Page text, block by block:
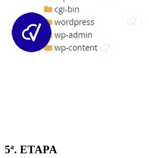
5ª. ETAPA